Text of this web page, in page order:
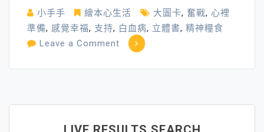
小手手 繪本心生活 大圖卡, 奮戰, 心裡
準備, 感覺幸福, 支持, 白血病, 立體書, 精神糧食
Leave a Comment on
們